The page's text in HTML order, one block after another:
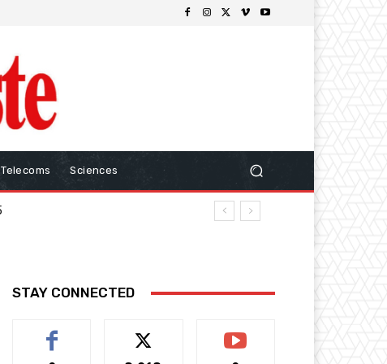
Telecoms Sciences
STAY CONNECTED